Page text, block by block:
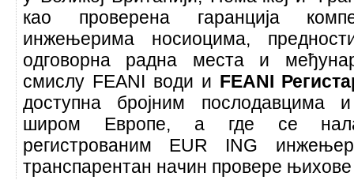
као проверена гаранција
инжењерима носиоцима,
одговорна радна места и
смислу FEANI води и FEANI
доступна бројним послодавцима
широм Европе, а где се
регистрованим EUR ING
транспарентан начин провере